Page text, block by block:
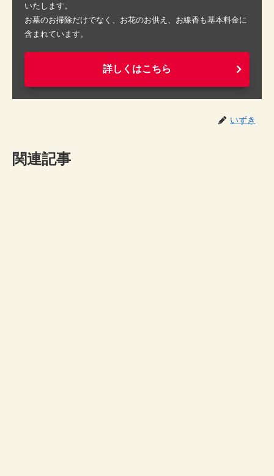
いたします。
お墓のお掃除だけでなく、お花のお供え、お線香も基本料金に
含まれています。
詳しくはこちら
いずき
関連記事